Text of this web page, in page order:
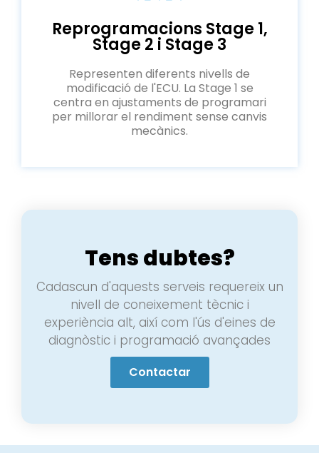
Reprogramacions Stage 1,
Stage 2 i Stage 3
Representen diferents nivells de
modificació de l'ECU. La Stage 1 se
centra en ajustaments de programari
per millorar el rendiment sense canvis
mecànics.
Tens dubtes?
Cadascun d'aquests serveis requereix un
nivell de coneixement tècnic i
experiència alt, així com l'ús d'eines de
diagnòstic i programació avançades
Contactar